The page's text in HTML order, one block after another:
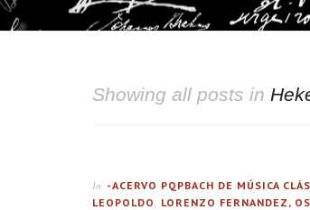
Showing all posts in
In -ACERVO PQPBACH DE MÚSICA
LEOPOLDO
LORENZO FERNANDEZ,